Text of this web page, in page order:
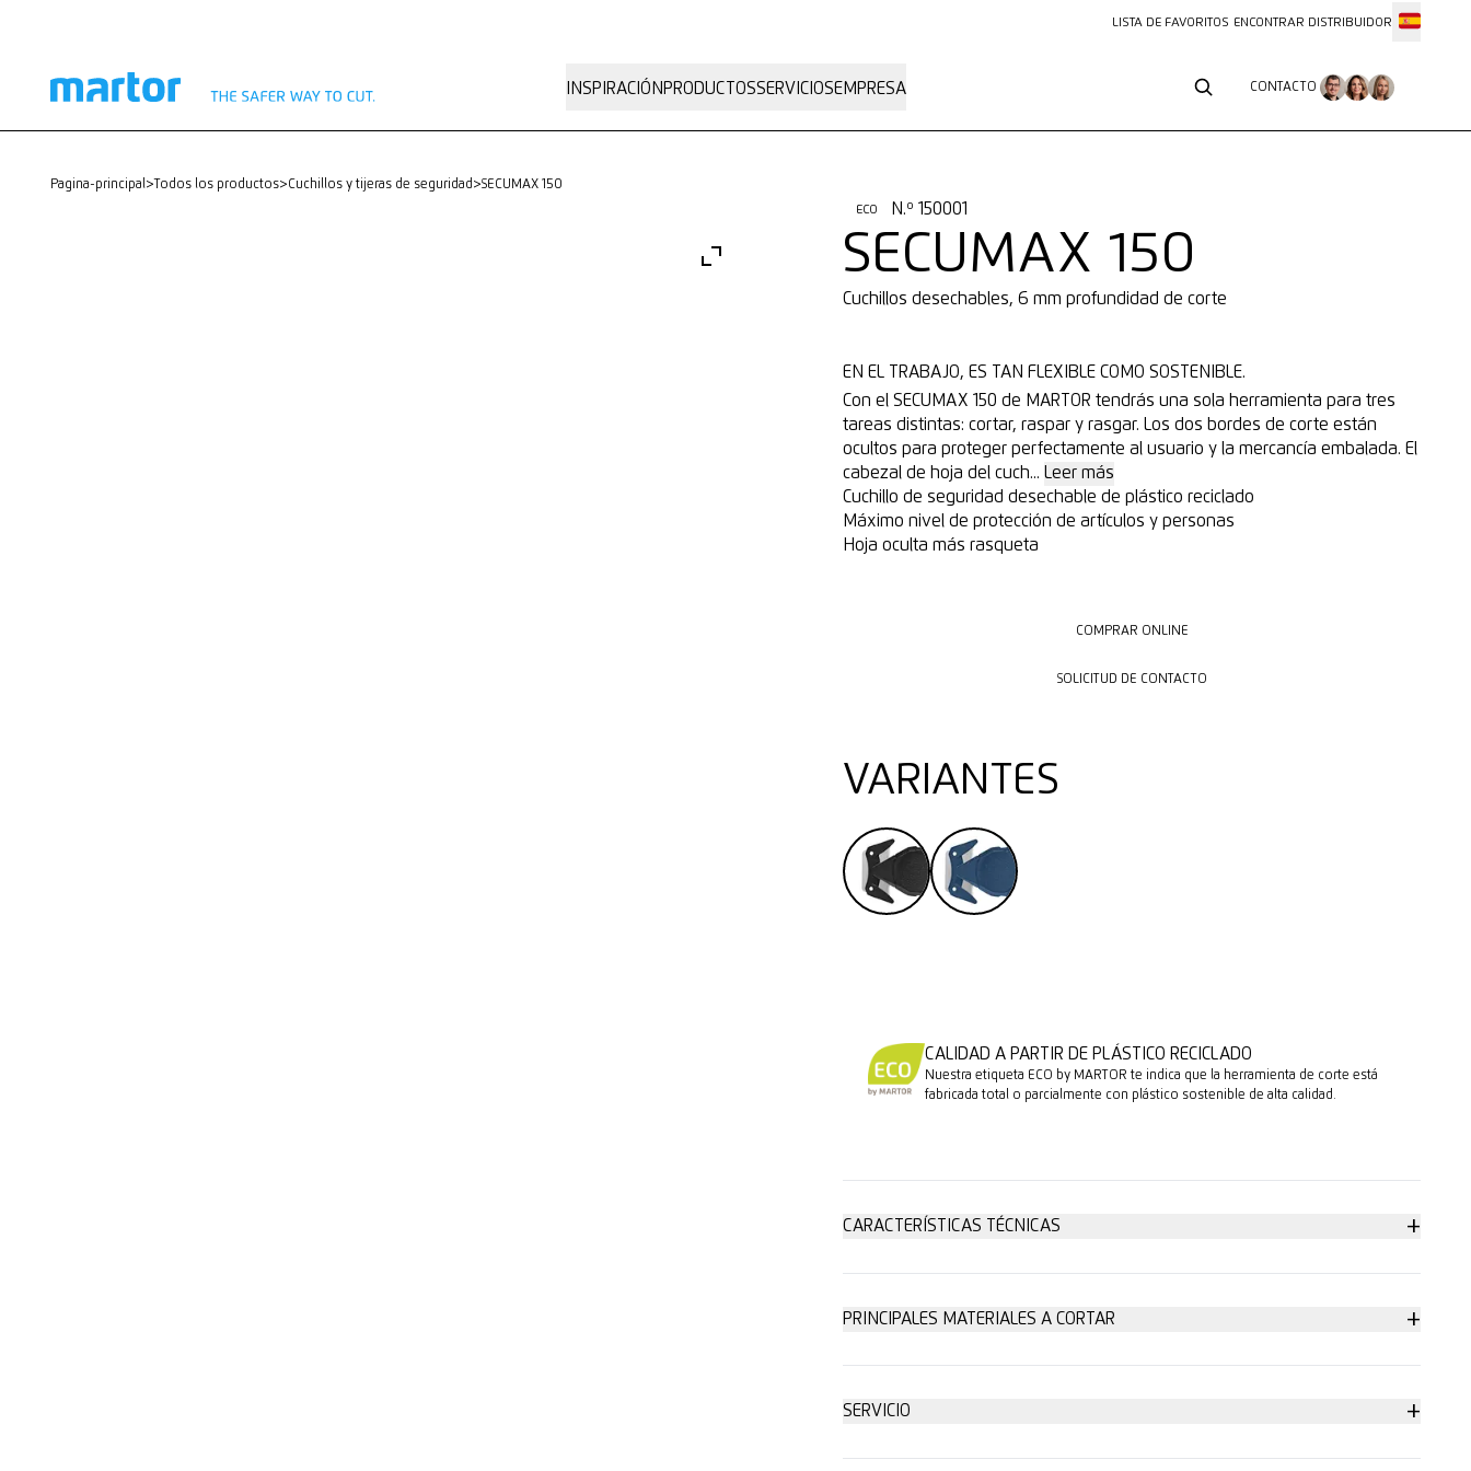
LISTA DE FAVORITOS ENCONTRAR DISTRIBUIDOR
INSPIRACIÓN PRODUCTOSSERVICIOSEMPRESA CONTACTO
pagina-principal> Todos los productos> Cuchillos y tijeras de seguridad> SECUMAX 150
ECO N.º 150001
SECUMAX 150
Cuchillos desechables, 6 mm profundidad de corte
EN EL TRABAJO, ES TAN FLEXIBLE COMO SOSTENIBLE.
Con el SECUMAX 150 de MARTOR tendrás una sola herramienta para tres
tareas distintas: cortar, raspar y rasgar. Los dos bordes de corte están
ocultos para proteger perfectamente al usuario y la mercancía embalada. El
cabezal de hoja del cuch...Leer más
Cuchillo de seguridad desechable de plástico reciclado
Máximo nivel de protección de artículos y personas
Hoja oculta más rasqueta
COMPRAR ONLINE
SOLICITUD DE CONTACTO
VARIANTES
CALIDAD A PARTIR DE PLÁSTICO RECICLADO
Nuestra etiqueta ECO by MARTOR te indica que la herramienta de corte está
fabricada total o parcialmente con plástico sostenible de alta calidad.
CARACTERÍSTICAS TÉCNICAS +
PRINCIPALES MATERIALES A CORTAR +
SERVICIO +